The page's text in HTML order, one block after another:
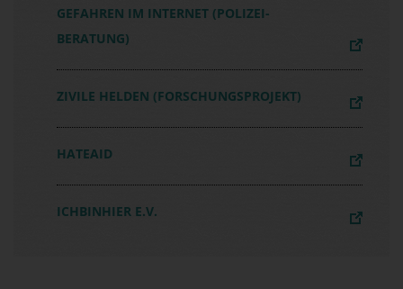
GEFAHREN IM INTERNET (POLIZEI-
BERATUNG)
ZIVILE HELDEN (FORSCHUNGSPROJEKT)
HATEAID
ICHBINHIER E.V.